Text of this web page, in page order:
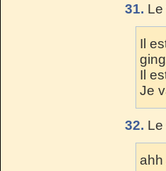
31.
Il
Il
Je
32.
ahh